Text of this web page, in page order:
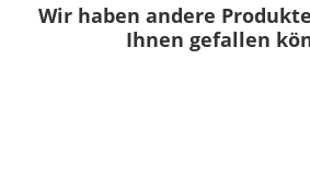
Wir haben andere
Ihnen gefallen